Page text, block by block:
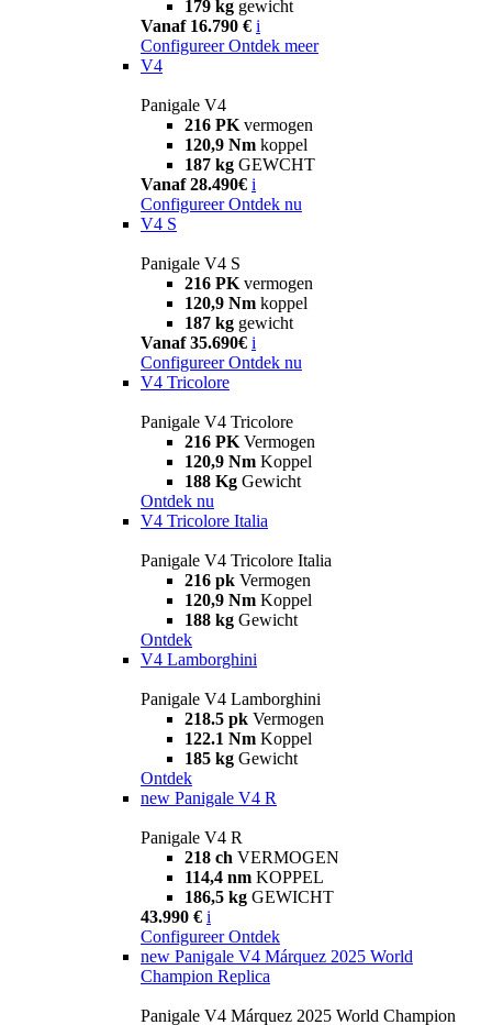
179 kg gewicht
Vanaf 16.790 € i
Configureer Ontdek meer
V4
Panigale V4
216 PK vermogen
120,9 Nm koppel
187 kg GEWCHT
Vanaf 28.490€ i
Configureer Ontdek nu
V4 S
Panigale V4 S
216 PK vermogen
120,9 Nm koppel
187 kg gewicht
Vanaf 35.690€ i
Configureer Ontdek nu
V4 Tricolore
Panigale V4 Tricolore
216 PK Vermogen
120,9 Nm Koppel
188 Kg Gewicht
Ontdek nu
V4 Tricolore Italia
Panigale V4 Tricolore Italia
216 pk Vermogen
120,9 Nm Koppel
188 kg Gewicht
Ontdek
V4 Lamborghini
Panigale V4 Lamborghini
218.5 pk Vermogen
122.1 Nm Koppel
185 kg Gewicht
Ontdek
new Panigale V4 R
Panigale V4 R
218 ch VERMOGEN
114,4 nm KOPPEL
186,5 kg GEWICHT
43.990 € i
Configureer Ontdek
new Panigale V4 Márquez 2025 World
Champion Replica
Panigale V4 Márquez 2025 World Champion